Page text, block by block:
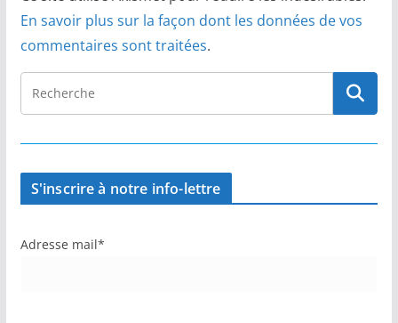
En savoir plus sur la façon dont les données de vos
commentaires sont traitées.
S'inscrire à notre info-lettre
Adresse mail*